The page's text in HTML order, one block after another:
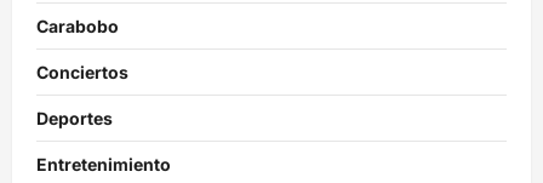
Carabobo
Conciertos
Deportes
Entretenimiento